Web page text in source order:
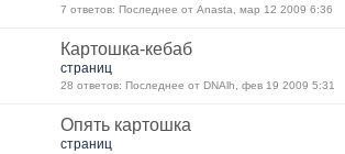
7 ответов: Последнее от Anasta, мар 12 2009 6:36
Картошка-кебаб
страниц
28 ответов: Последнее от DNAlh, фев 19 2009 5:31
Опять картошка
страниц